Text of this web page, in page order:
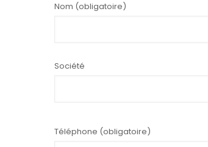
Nom (obligatoire)
Société
Téléphone (obligatoire)